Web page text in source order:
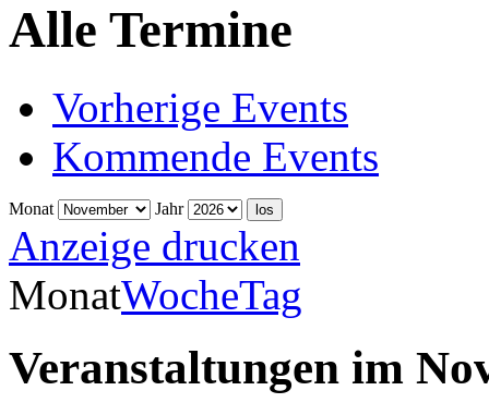
Alle Termine
Vorherige Events
Kommende Events
Monat Jahr
Anzeige drucken
MonatWocheTag
Veranstaltungen im